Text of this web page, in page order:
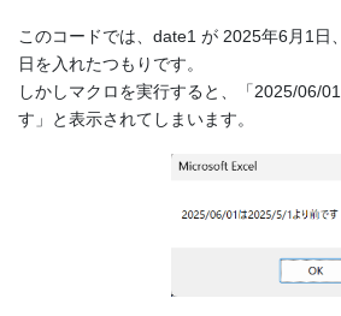
このコードでは、date1 が 2025年6月1日
日を入れたつもりです。
しかしマクロを実行すると、「2025/06/
す」と表示されてしまいます。